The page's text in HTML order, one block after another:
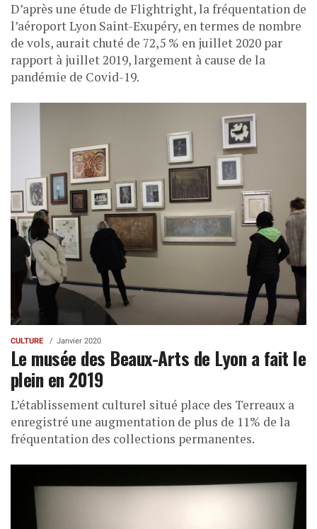
D’après une étude de Flightright, la fréquentation de
l’aéroport Lyon Saint-Exupéry, en termes de nombre
de vols, aurait chuté de 72,5 % en juillet 2020 par
rapport à juillet 2019, largement à cause de la
pandémie de Covid-19.
CULTURE Janvier 2020
Le musée des Beaux-Arts de Lyon a fait le
plein en 2019
L’établissement culturel situé place des Terreaux a
enregistré une augmentation de plus de 11% de la
fréquentation des collections permanentes.